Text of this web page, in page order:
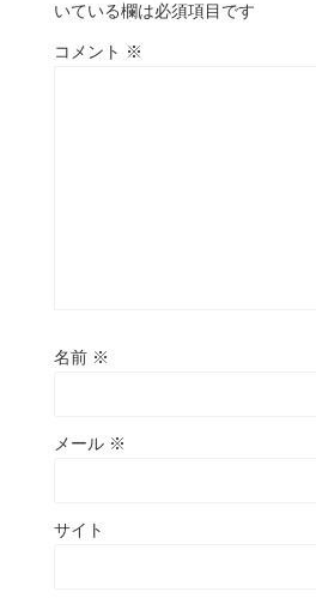
いている欄は必須項目です
コメント ※
名前 ※
メール ※
サイト